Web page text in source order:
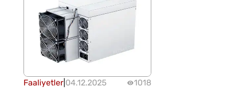
Faaliyetler| 04.12.2025
1018